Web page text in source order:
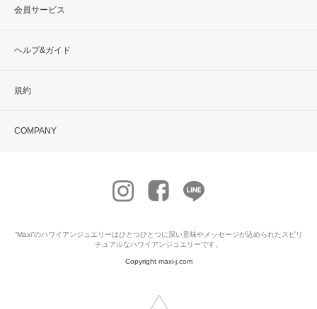
会員サービス
ヘルプ&ガイド
規約
COMPANY
“Maxi”のハワイアンジュエリーはひとつひとつに深い意味やメッセージが込められたスピリ
チュアルなハワイアンジュエリーです。
Copyright maxi-j.com